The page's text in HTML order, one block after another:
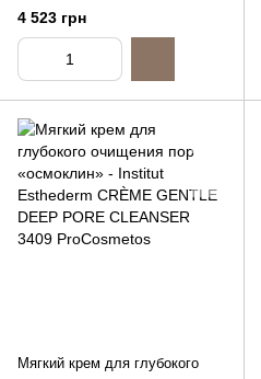
INTENSIVE VITAMINE C
CREAM, 50ml
4 523 грн
Мягкий крем для глубокого